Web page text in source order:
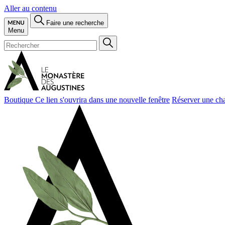
Aller au contenu
Menu
Faire une recherche
Boutique Ce lien s'ouvrira dans une nouvelle fenêtre Réserver une